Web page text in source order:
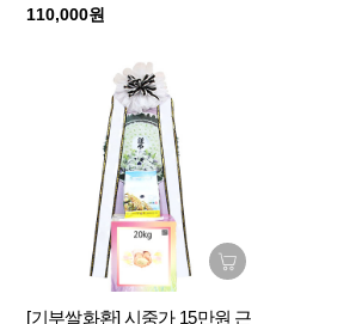
110,000원
[기부쌀화환] 시중가 15만원 근